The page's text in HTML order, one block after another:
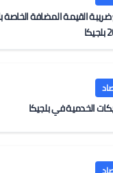
القيمة المضافة الخاصة
الخدمية في بلجيكا